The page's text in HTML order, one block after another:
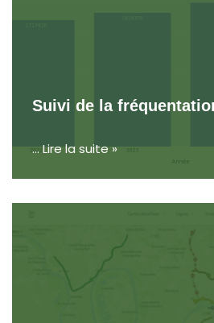
Suivi de la
…Lire la suite »